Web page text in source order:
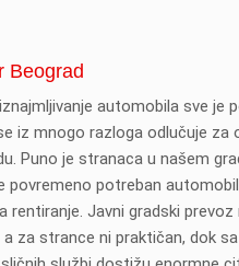
Beograd
automobila sve je
iz mnogo razloga odlučuje za
Puno je stranaca u našem
povremeno potreban
rentiranje. Javni gradski prevoz
za strance ni praktičan, dok